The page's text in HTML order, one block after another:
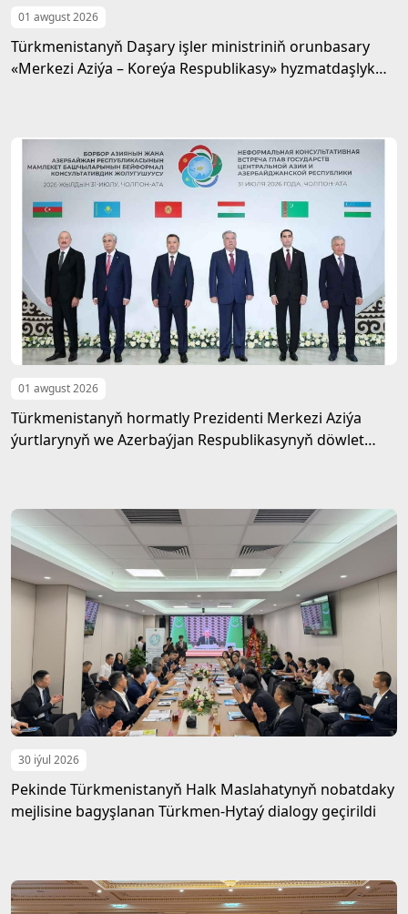
01 awgust 2026
Türkmenistanyň Daşary işler ministriniň orunbasary
«Merkezi Aziýa – Koreýa Respublikasy» hyzmatdaşlyk
01 awgust 2026
Türkmenistanyň hormatly Prezidenti Merkezi Aziýa
ýurtlarynyň we Azerbaýjan Respublikasynyň döwlet
30 iýul 2026
Pekinde Türkmenistanyň Halk Maslahatynyň nobatdaky
mejlisine bagyşlanan Türkmen-Hytaý dialogy geçirildi